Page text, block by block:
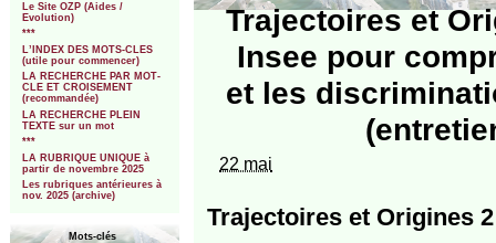
Le Site OZP (Aides /
Evolution)
***
L’INDEX DES MOTS-CLES
(utile pour commencer)
LA RECHERCHE PAR MOT-
CLE ET CROISEMENT
(recommandée)
LA RECHERCHE PLEIN
TEXTE sur un mot
***
LA RUBRIQUE UNIQUE à
partir de novembre 2025
Les rubriques antérieures à
nov. 2025 (archive)
Mots-clés
Trajectoires et
Insee pour
et les
22 mai
Trajectoires et Origines